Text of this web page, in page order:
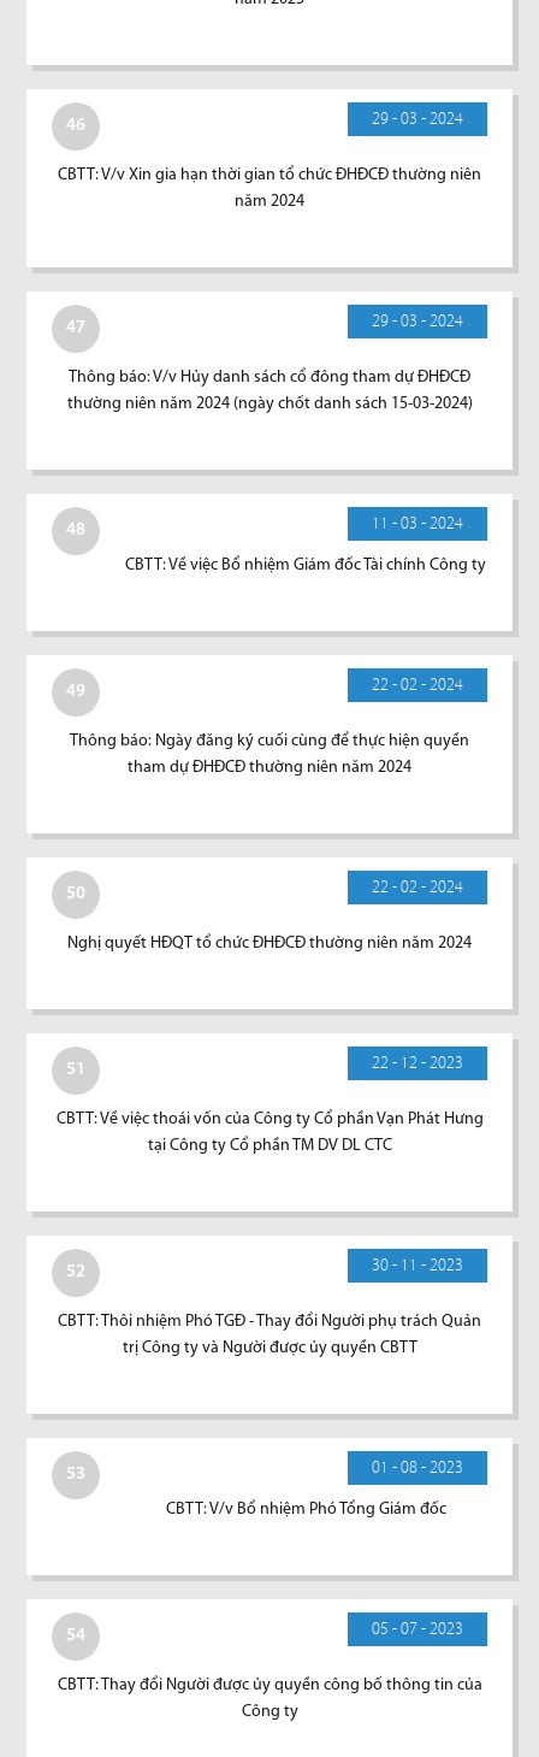
46 29 - 03 - 2024
CBTT: V/v Xin gia hạn thời gian tổ chức ĐHĐCĐ thường niên
năm 2024
47 29 - 03 - 2024
Thông báo: V/v Hủy danh sách cổ đông tham dự ĐHĐCĐ
thường niên năm 2024 (ngày chốt danh sách 15-03-2024)
48 11 - 03 - 2024
CBTT: Về việc Bổ nhiệm Giám đốc Tài chính Công ty
49 22 - 02 - 2024
Thông báo: Ngày đăng ký cuối cùng để thực hiện quyền
tham dự ĐHĐCĐ thường niên năm 2024
50 22 - 02 - 2024
Nghị quyết HĐQT tổ chức ĐHĐCĐ thường niên năm 2024
51 22 - 12 - 2023
CBTT: Về việc thoái vốn của Công ty Cổ phần Vạn Phát Hưng
tại Công ty Cổ phần TM DV DL CTC
52 30 - 11 - 2023
CBTT: Thôi nhiệm Phó TGĐ - Thay đổi Người phụ trách Quản
trị Công ty và Người được ủy quyền CBTT
53 01 - 08 - 2023
CBTT: V/v Bổ nhiệm Phó Tổng Giám đốc
54 05 - 07 - 2023
CBTT: Thay đổi Người được ủy quyền công bố thông tin của
Công ty